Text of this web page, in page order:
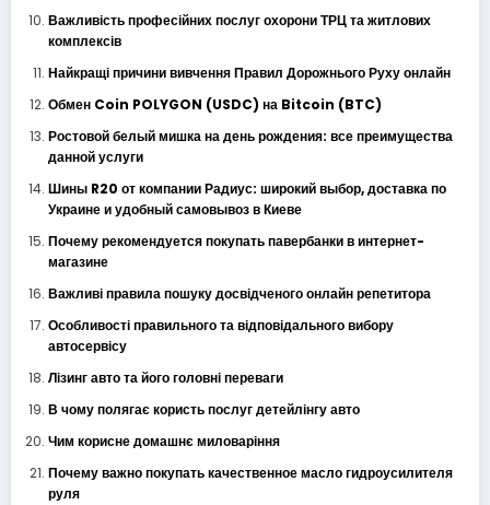
Важливість професійних послуг охорони ТРЦ та житлових
комплексів
Найкращі причини вивчення Правил Дорожнього Руху онлайн
Обмен Coin POLYGON (USDC) на Bitcoin (BTC)
Ростовой белый мишка на день рождения: все преимущества
данной услуги
Шины R20 от компании Радиус: широкий выбор, доставка по
Украине и удобный самовывоз в Киеве
Почему рекомендуется покупать павербанки в интернет-
магазине
Важливі правила пошуку досвідченого онлайн репетитора
Особливості правильного та відповідального вибору
автосервісу
Лізинг авто та його головні переваги
В чому полягає користь послуг детейлінгу авто
Чим корисне домашнє миловаріння
Почему важно покупать качественное масло гидроусилителя
руля